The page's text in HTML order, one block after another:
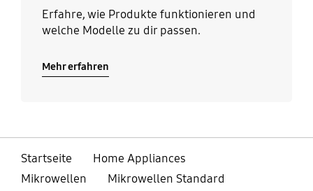
Erfahre, wie Produkte funktionieren und
welche Modelle zu dir passen.
Mehr erfahren
Startseite
Home Appliances
Mikrowellen
Mikrowellen Standard